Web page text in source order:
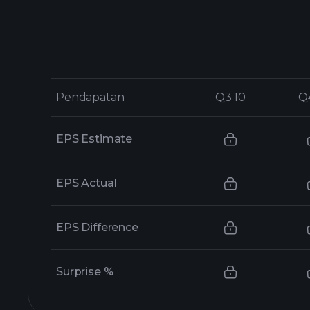
Pendapatan Q3 10
Pendapatan Q3 10
EPS Estimate
EPS Actual
EPS Difference
Surprise %